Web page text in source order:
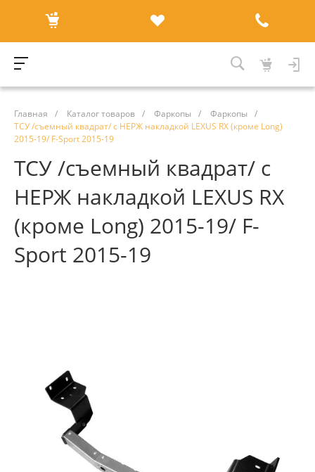
Главная / Каталог товаров / Фаркопы / Фаркопы
/
ТСУ /съемный квадрат/ с НЕРЖ накладкой LEXUS RX (кроме Long)
2015-19/ F-Sport 2015-19
ТСУ /съемный квадрат/ с
НЕРЖ накладкой LEXUS RX
(кроме Long) 2015-19/ F-
Sport 2015-19